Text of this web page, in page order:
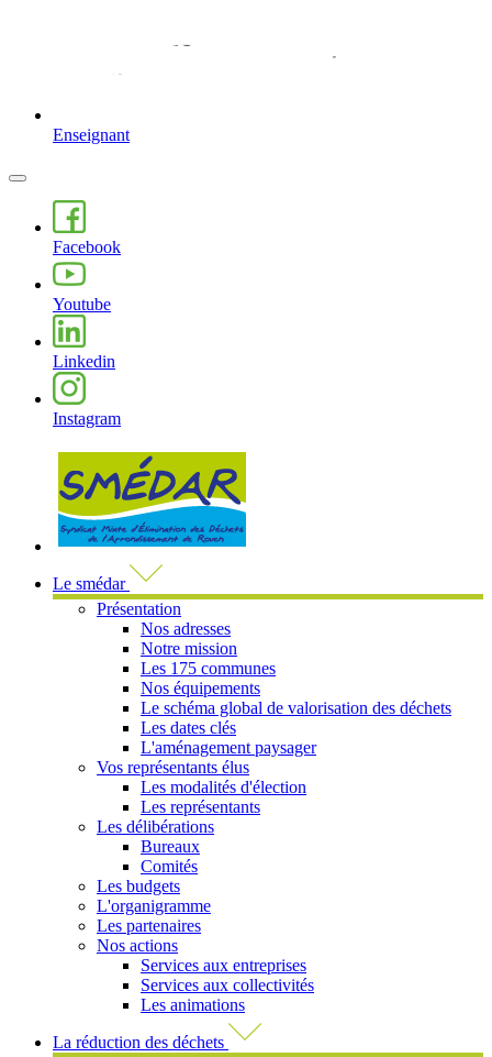
Enseignant
MENU
PRINCIPAL
Facebook
Youtube
Linkedin
Instagram
Le smédar
Présentation
Nos adresses
Notre mission
Les 175 communes
Nos équipements
Le schéma global de valorisation des déchets
Les dates clés
L'aménagement paysager
Vos représentants élus
Les modalités d'élection
Les représentants
Les délibérations
Bureaux
Comités
Les budgets
L'organigramme
Les partenaires
Nos actions
Services aux entreprises
Services aux collectivités
Les animations
La réduction des déchets